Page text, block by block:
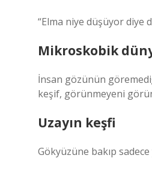
“Elma niye düşüyor diye
Mikroskobik
İnsan gözünün
keşif, görünmeyeni
Uzayın keşfi
Gökyüzüne bakıp